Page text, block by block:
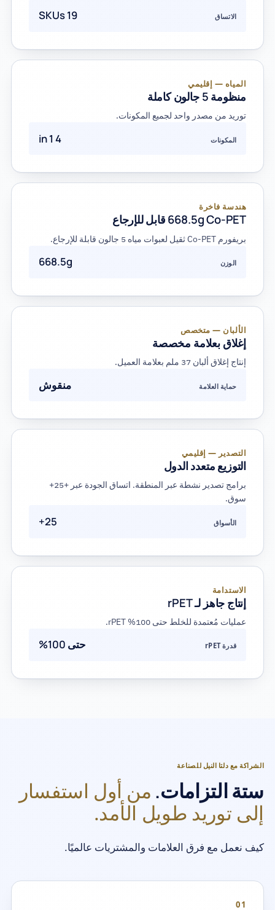
الاتساق 19 SKUs
المياه — إقليمي
منظومة 5 جالون كاملة
توريد من مصدر واحد لجميع المكونات.
المكونات 4 in 1
هندسة فاخرة
668.5g Co-PET قابل للإرجاع
بريفورم Co-PET ثقيل لعبوات مياه 5 جالون قابلة للإرجاع.
الوزن 668.5g
الألبان — متخصص
إغلاق بعلامة مخصصة
إنتاج إغلاق ألبان 37 ملم بعلامة العميل.
حماية العلامة منقوش
التصدير — إقليمي
التوزيع متعدد الدول
برامج تصدير نشطة عبر المنطقة. اتساق الجودة عبر +25+
سوق.
الأسواق 25+
الاستدامة
إنتاج جاهز لـ rPET
عمليات مُعتمدة للخلط حتى 100% rPET.
قدرة rPET حتى 100%
الشراكة مع دلتا النيل للصناعة
ستة التزامات. من أول استفسار
إلى توريد طويل الأمد.
كيف نعمل مع فرق العلامات والمشتريات عالميًا.
01